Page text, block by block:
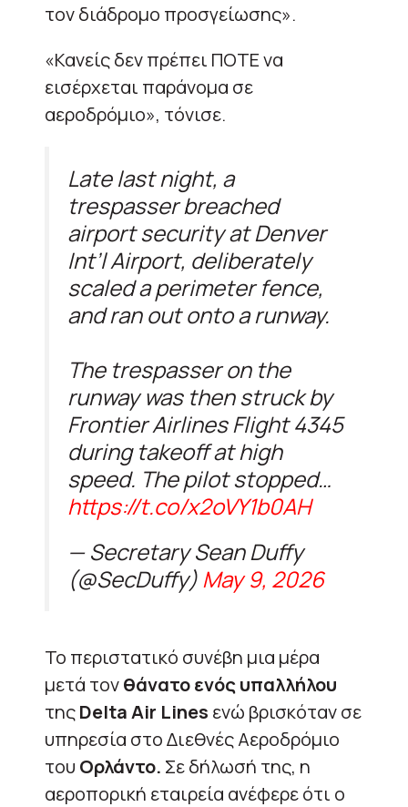
τον διάδρομο προσγείωσης».
«Κανείς δεν πρέπει ΠΟΤΕ να
εισέρχεται παράνομα σε
αεροδρόμιο», τόνισε.
Late last night, a
trespasser breached
airport security at Denver
Int’l Airport, deliberately
scaled a perimeter fence,
and ran out onto a runway.
The trespasser on the
runway was then struck by
Frontier Airlines Flight 4345
during takeoff at high
speed. The pilot stopped…
https://t.co/x2oVY1b0AH
— Secretary Sean Duffy
(@SecDuffy)May 9, 2026
Το περιστατικό συνέβη μια μέρα
μετά τονθάνατο ενός υπαλλήλου
τηςDelta Air Lines ενώ βρισκόταν σε
υπηρεσία στο Διεθνές Αεροδρόμιο
του Ορλάντο. Σε δήλωσή της, η
αεροπορική εταιρεία ανέφερε ότι ο